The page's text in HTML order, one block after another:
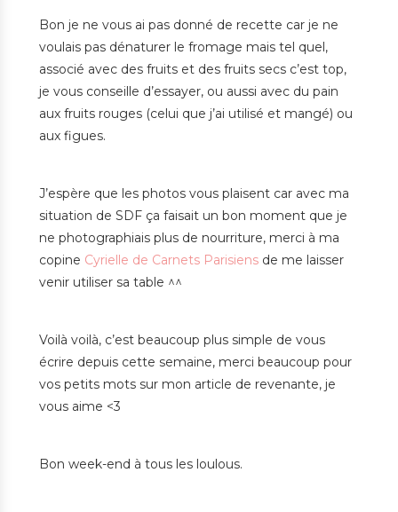
Bon je ne vous ai pas donné de recette car je ne
voulais pas dénaturer le fromage mais tel quel,
associé avec des fruits et des fruits secs c’est top,
je vous conseille d’essayer, ou aussi avec du pain
aux fruits rouges (celui que j’ai utilisé et mangé) ou
aux figues.
J’espère que les photos vous plaisent car avec ma
situation de SDF ça faisait un bon moment que je
ne photographiais plus de nourriture, merci à ma
copine Cyrielle de Carnets Parisiens de me laisser
venir utiliser sa table ^^
Voilà voilà, c’est beaucoup plus simple de vous
écrire depuis cette semaine, merci beaucoup pour
vos petits mots sur mon article de revenante, je
vous aime <3
Bon week-end à tous les loulous.